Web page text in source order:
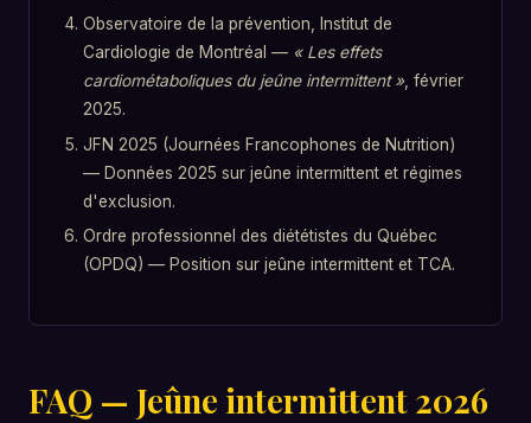
Observatoire de la prévention, Institut de
Cardiologie de Montréal — « Les effets
cardiométaboliques du jeûne intermittent », février
2025.
JFN 2025 (Journées Francophones de Nutrition)
— Données 2025 sur jeûne intermittent et régimes
d'exclusion.
Ordre professionnel des diététistes du Québec
(OPDQ) — Position sur jeûne intermittent et TCA.
FAQ — Jeûne intermittent 2026